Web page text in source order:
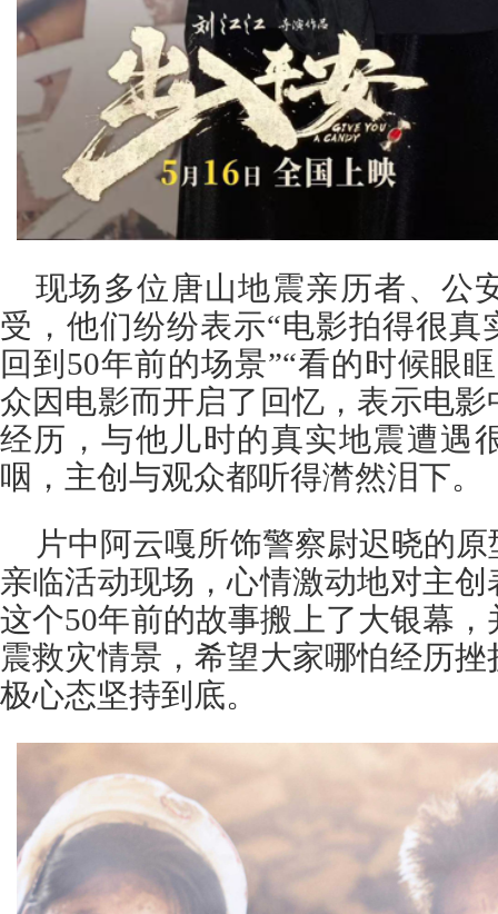
现场多位唐山地震亲历者、公
受，他们纷纷表示“电影拍得很真
回到50年前的场景”“看的时候眼
众因电影而开启了回忆，表示电
经历，与他儿时的真实地震遭遇
咽，主创与观众都听得潸然泪下。
片中阿云嘎所饰警察尉迟晓的
亲临活动现场，心情激动地对主
这个50年前的故事搬上了大银幕
震救灾情景，希望大家哪怕经历
极心态坚持到底。